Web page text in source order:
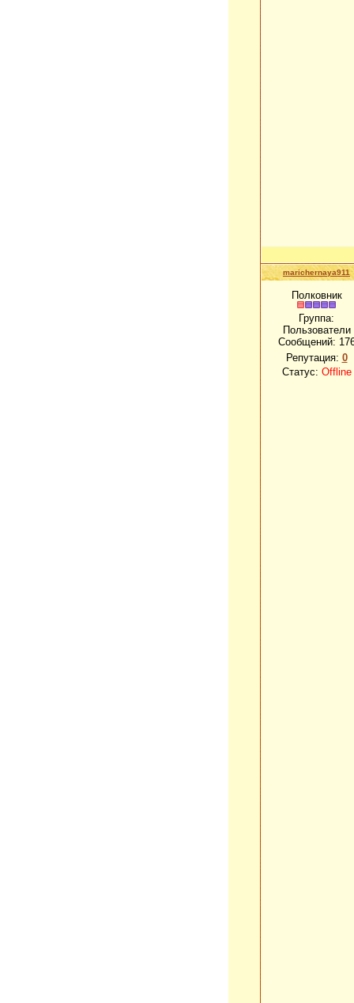
marichernaya911
Полковник
Группа:
Пользователи
Сообщений:
Репутация: 0
Статус: Offline